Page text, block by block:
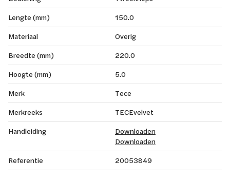
Lengte (mm)
150.0
Materiaal
Overig
Breedte (mm)
220.0
Hoogte (mm)
5.0
Merk
Tece
Merkreeks
TECEvelvet
Handleiding
Downloaden
Downloaden
Referentie
20053849